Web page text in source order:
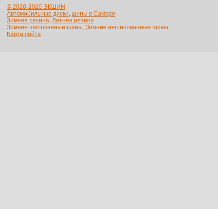
© 2020-2026 ЭКШИН
Автомобильные диски, шины в Самаре
Зимняя резина, Летняя резина
Зимние шипованные шины, Зимние нешипованные шины
Карта сайта